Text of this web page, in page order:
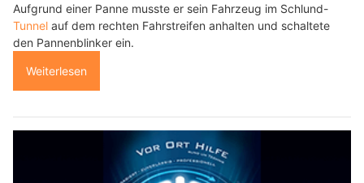
Aufgrund einer Panne musste er sein Fahrzeug im Schlund-
Tunnel auf dem rechten Fahrstreifen anhalten und schaltete
den Pannenblinker ein.
Weiterlesen